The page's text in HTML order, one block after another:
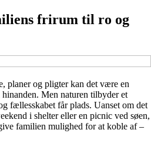
frirum til ro og
planer og pligter kan det være en
Men naturen tilbyder et
fællesskabet får plads. Uanset om det
i shelter eller en picnic ved søen,
familien mulighed for at koble af –